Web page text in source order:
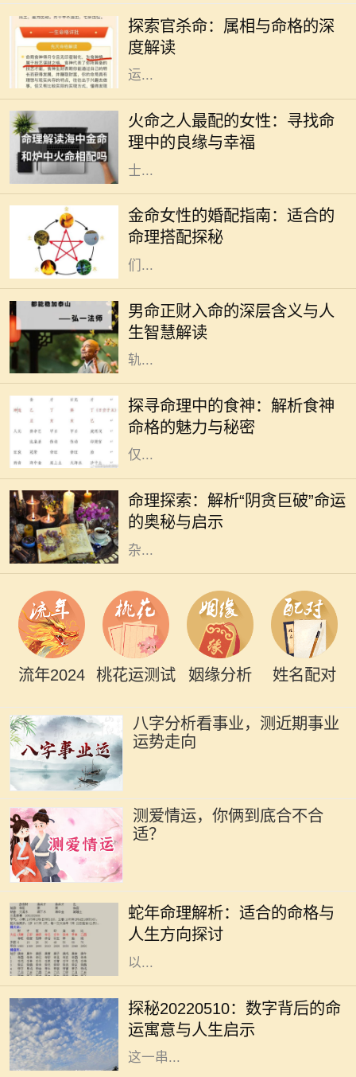
探索官杀命：属相与命格的深
度解读
大精深的学问，其中属相与命格的关
系尤为引人注目。官杀命，作为一种
特定的命格，常常和成功、权威、财
运...
火命之人最配的女性：寻找命
理中的良缘与幸福
在中国的传统命理学中，火命代表着
热情、活力与激情。火命之人，通常
生性乐观，充满创造力和积极向上的
力量。然而，合适的伴侣对于火命人
士...
金命女性的婚配指南：适合的
命理搭配探秘
在中国传统命理学中，八字命理被广
泛用于分析一个人的命运。在这些命
理中，五行是极其重要的概念。金命
女性，象征着坚韧、果敢与智慧，她
们...
男命正财入命的深层含义与人
生智慧解读
在中国传统命理学中，命理的组合和
分析无不与八字密切相关。对于男命
而言，正财的入命，不仅是财富的象
征，更深层次上反映了一个人的人生
轨...
探寻命理中的食神：解析食神
命格的魅力与秘密
在中国传统命理学中，八字命格被认
为是了解一个人命运的绝佳工具。其
中，"食神"作为十神之一，代表了个
人的智慧、创意与生活享受。食神不
仅...
命理探索：解析“阴贪巨破”命运
的奥秘与启示
命理学作为中国传统文化的一部分，
一直以来被人们广泛探讨和应用。在
众多命格中，“阴贪巨破”命是一种较
为特殊的命型，通常被认为具有复
杂...
流年2024 桃花运测试 姻缘分析 姓名配对
八字分析看事业，测近期事业
运势走向
测爱情运，你俩到底合不合
适？
蛇年命理解析：适合的命格与
人生方向探讨
与灵性的象征，蛇年出生的人通常被
认为具备独特的直觉和洞察力。他们
在生活中常常能迅速适应环境，并能
以...
探秘20220510：数字背后的命
运寓意与人生启示
在文化的长河中，数字常常承载着深
厚的寓意。尤其是在中国传统文化
中，数字不仅仅是数学符号，更是蕴
含着哲理和智慧的象征。20220510
这一串...
在中华文化悠久的历史长河中，命理